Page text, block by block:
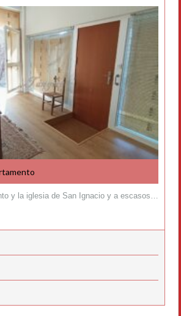
y la iglesia de San Ignacio y a escasos…